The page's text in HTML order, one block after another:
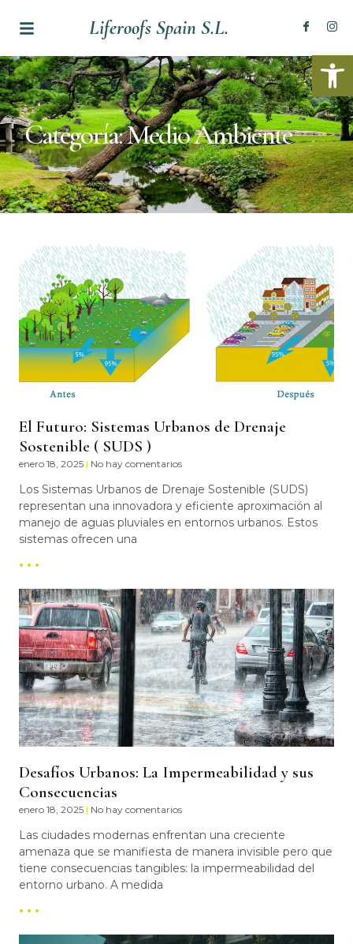
Liferoofs Spain S.L.
Categoría: Medio Ambiente
El Futuro: Sistemas Urbanos de Drenaje
Sostenible ( SUDS )
enero 18, 2025 No hay comentarios
Los Sistemas Urbanos de Drenaje Sostenible (SUDS)
representan una innovadora y eficiente aproximación al
manejo de aguas pluviales en entornos urbanos. Estos
sistemas ofrecen una
• • •
Desafíos Urbanos: La Impermeabilidad y sus
Consecuencias
enero 18, 2025 No hay comentarios
Las ciudades modernas enfrentan una creciente
amenaza que se manifiesta de manera invisible pero que
tiene consecuencias tangibles: la impermeabilidad del
entorno urbano. A medida
• • •